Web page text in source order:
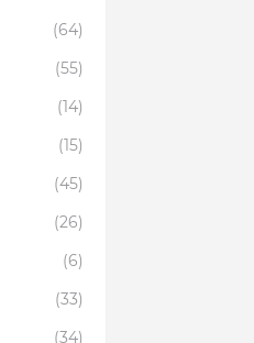
(64)
(55)
(14)
(15)
(45)
(26)
(6)
(33)
(34)